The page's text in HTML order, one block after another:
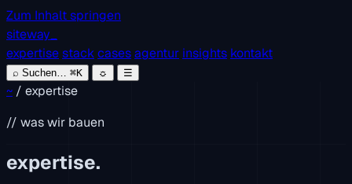
Zum Inhalt springen
siteway
expertisestackcasesagentur insights kontakt
⌕ Suchen… ⌘K ☼ ☰
~ / expertise
// was wir bauen
expertise.